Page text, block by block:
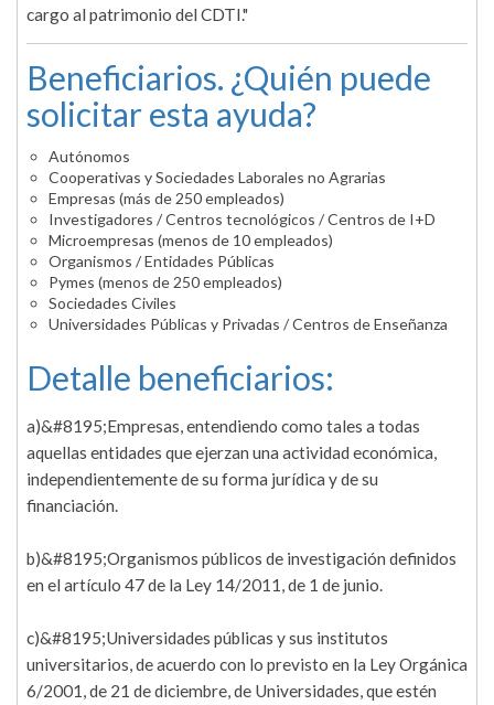
cargo al patrimonio del CDTI."
Beneficiarios. ¿Quién puede
solicitar esta ayuda?
Autónomos
Cooperativas y Sociedades Laborales no Agrarias
Empresas (más de 250 empleados)
Investigadores / Centros tecnológicos / Centros de I+D
Microempresas (menos de 10 empleados)
Organismos / Entidades Públicas
Pymes (menos de 250 empleados)
Sociedades Civiles
Universidades Públicas y Privadas / Centros de Enseñanza
Detalle beneficiarios:
a)&#8195;Empresas, entendiendo como tales a todas
aquellas entidades que ejerzan una actividad económica,
independientemente de su forma jurídica y de su
financiación.
b)&#8195;Organismos públicos de investigación definidos
en el artículo 47 de la Ley 14/2011, de 1 de junio.
c)&#8195;Universidades públicas y sus institutos
universitarios, de acuerdo con lo previsto en la Ley Orgánica
6/2001, de 21 de diciembre, de Universidades, que estén